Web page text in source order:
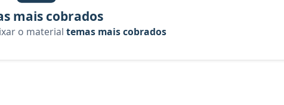
mais cobrados
o material temas mais cobrados